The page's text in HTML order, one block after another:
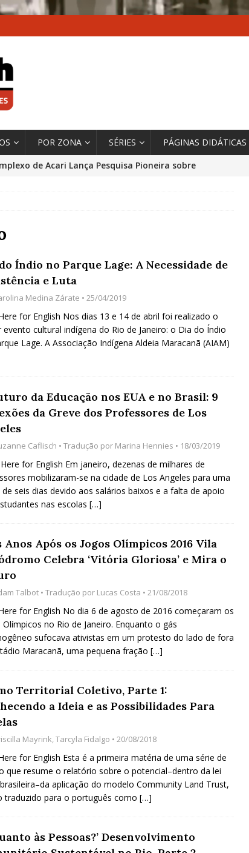
POR ZONA SÉRIES PÁGINAS DIDÁTICAS
de Acari Lança Pesquisa Pioneira sobre
Fogo que Impulsionam a Mudança de que
Autora Coordenadora Principal de Relatório
Cidades
*DESTAQUE
Agroecológico com os Povos das Águas Reúne
e Inauguração da Feira da Praia do Remanso
Fluminenses, Cronicamente Abandonados,
Nova Via Mobilidade 10 Anos Após Rio2016
Índio no Parque Lage: A Necessidade de
e Luta
Medina Zárate • 25/04/2019
for English Nos dias 13 e 14 de abril foi realizado o
evento cultural indígena do Rio de Janeiro: o Dia do Índio
Lage. A Associação Indígena Aldeia Maracanã (AIAM)
da Educação nos EUA e no Brasil: 9
da Greve dos Professores de Los
Caflisch • Tradução por Marina Hennies • 18/03/2019
for English Em janeiro, dezenas de milhares de
mobilizaram-se na cidade de Los Angeles para uma
de seis dias devido aos salários baixos e a falta de apoio
nas escolas […]
Anos Após os Jogos Olímpicos 2016 Vila
Celebra ‘Vitória Gloriosa’ e Mira o
Talbot • Tradução por Lucas Costa • 21/08/2018
for English No dia 6 de agosto de 2016 começaram os
Olímpicos no Rio de Janeiro. Enquanto o gás
sufocava ativistas em um protesto do lado de fora
Maracanã, uma pequena fração […]
Territorial Coletivo, Parte 1:
a Ideia e as Possibilidades Para
Mayrink,Tarcyla Fidalgo • 20/08/2018
for English Esta é a primeira matéria de uma série de
que resume o relatório sobre o potencial–dentro da lei
aplicação do modelo Community Land Trust,
traduzido para o português como […]
às Pessoas?’ Desenvolvimento